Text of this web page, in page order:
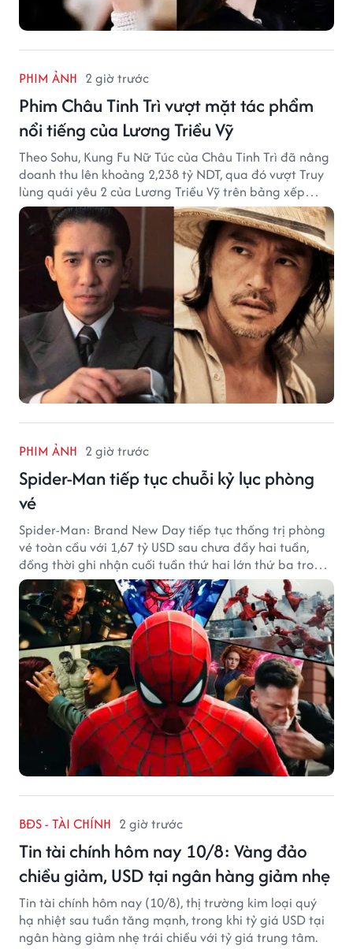
PHIM ẢNH 2 giờ trước
Phim Châu Tinh Trì vượt mặt tác phẩm
nổi tiếng của Lương Triều Vỹ
Theo Sohu, Kung Fu Nữ Túc của Châu Tinh Trì đã nâng
doanh thu lên khoảng 2,238 tỷ NDT, qua đó vượt Truy
lùng quái yêu 2 của Lương Triều Vỹ trên bảng xếp
hạng phòng vé Trung Quốc.
PHIM ẢNH 2 giờ trước
Spider-Man tiếp tục chuỗi kỷ lục phòng
vé
Spider-Man: Brand New Day tiếp tục thống trị phòng
vé toàn cầu với 1,67 tỷ USD sau chưa đầy hai tuần,
đồng thời ghi nhận cuối tuần thứ hai lớn thứ ba trong
lịch sử Bắc Mỹ.
BĐS - TÀI CHÍNH 2 giờ trước
Tin tài chính hôm nay 10/8: Vàng đảo
chiều giảm, USD tại ngân hàng giảm nhẹ
Tin tài chính hôm nay (10/8), thị trường kim loại quý
hạ nhiệt sau tuần tăng mạnh, trong khi tỷ giá USD tại
ngân hàng giảm nhẹ trái chiều với tỷ giá trung tâm.